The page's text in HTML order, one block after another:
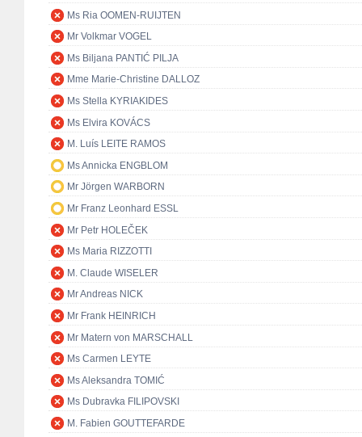
Ms Ria OOMEN-RUIJTEN
Mr Volkmar VOGEL
Ms Biljana PANTIĆ PILJA
Mme Marie-Christine DALLOZ
Ms Stella KYRIAKIDES
Ms Elvira KOVÁCS
M. Luís LEITE RAMOS
Ms Annicka ENGBLOM
Mr Jörgen WARBORN
Mr Franz Leonhard ESSL
Mr Petr HOLEČEK
Ms Maria RIZZOTTI
M. Claude WISELER
Mr Andreas NICK
Mr Frank HEINRICH
Mr Matern von MARSCHALL
Ms Carmen LEYTE
Ms Aleksandra TOMIĆ
Ms Dubravka FILIPOVSKI
M. Fabien GOUTTEFARDE